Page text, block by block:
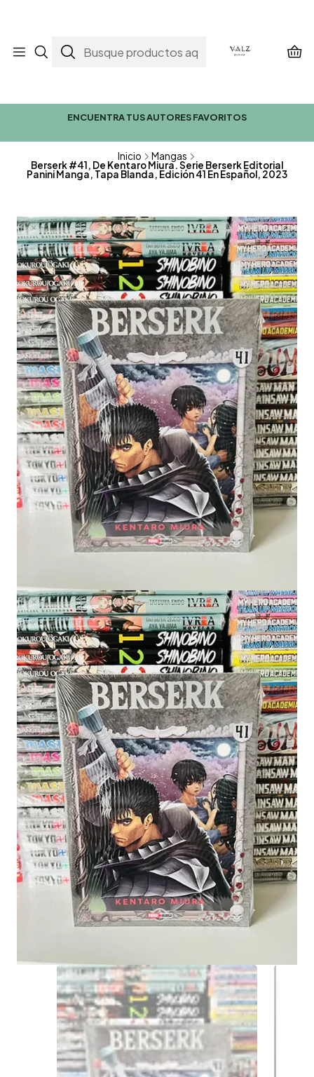
ENCUENTRA TUS AUTORES FAVORITOS
Inicio Mangas
Berserk #41, De Kentaro Miura. Serie Berserk Editorial
Panini Manga, Tapa Blanda, Edición 41 En Español, 2023